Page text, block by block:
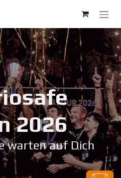
20​26
warten auf Dich